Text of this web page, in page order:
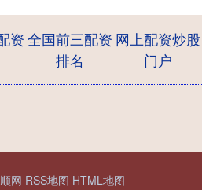
资全国前三配资
排名
网上配资炒股
门户
网 RSS地图 HTML地图